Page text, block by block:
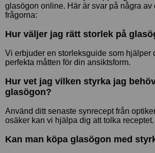
glasögon online. Här är svar på några av
frågorna:
Hur väljer jag rätt storlek på
Vi erbjuder en storleksguide som hjälper
perfekta måtten för din ansiktsform.
Hur vet jag vilken styrka jag
glasögon?
Använd ditt senaste synrecept från
osäker kan vi hjälpa dig att tolka receptet.
Kan man köpa glasögon med